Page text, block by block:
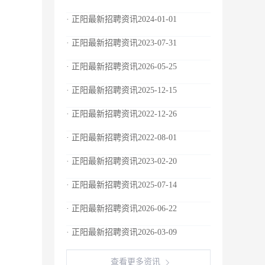
· 正阳最新招聘资讯2024-01-01
· 正阳最新招聘资讯2023-07-31
· 正阳最新招聘资讯2026-05-25
· 正阳最新招聘资讯2025-12-15
· 正阳最新招聘资讯2022-12-26
· 正阳最新招聘资讯2022-08-01
· 正阳最新招聘资讯2023-02-20
· 正阳最新招聘资讯2025-07-14
· 正阳最新招聘资讯2026-06-22
· 正阳最新招聘资讯2026-03-09
查看更多资讯